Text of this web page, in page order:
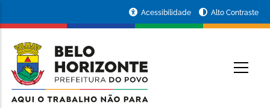
conteúdo
principal
da
Prefeitura
de
Acessibilidade Alto Contraste